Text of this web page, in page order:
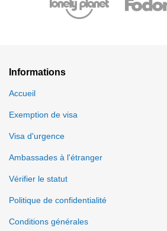
Informations
Accueil
Exemption de visa
Visa d'urgence
Ambassades à l'étranger
Vérifier le statut
Politique de confidentialité
Conditions générales